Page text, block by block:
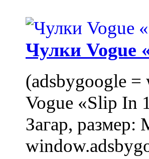
Чулки Vogue
(adsbygoogle
Vogue «Slip In
Загар,